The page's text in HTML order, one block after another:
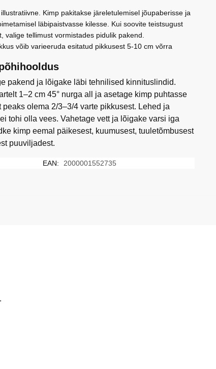
Kimp pakitakse järeletulemisel jõupaberisse ja
läbipaistvasse kilesse. Kui soovite teistsugust
valige tellimust vormistades pidulik pakend.
võib varieeruda esitatud pikkusest 5-10 cm võrra
pakend ja lõigake läbi tehnilised kinnituslindid.
1–2 cm 45° nurga all ja asetage kimp puhtasse
peaks olema 2/3–3/4 varte pikkusest. Lehed ja
tohi olla vees. Vahetage vett ja lõigake varsi iga
kimp eemal päikesest, kuumusest, tuuletõmbusest
puuviljadest.
EAN: 2000001552735